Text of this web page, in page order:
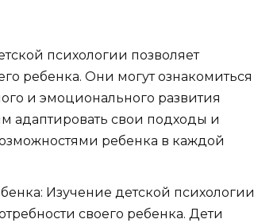
психологии позволяет
ребенка. Они могут ознакомиться
и эмоционального развития
адаптировать свои подходы и
ребенка в каждой
Изучение детской психологии
своего ребенка. Дети